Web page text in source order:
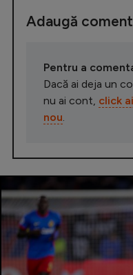
Adaugă
Pentru a
Dacă ai deja un
nu ai cont, click
nou